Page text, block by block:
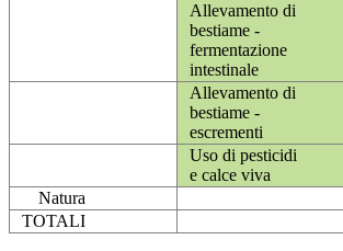
Allevamento di
bestiame -
fermentazione
intestinale
Allevamento di
bestiame -
escrementi
Uso di pesticidi
e calce viva
Natura
TOTALI